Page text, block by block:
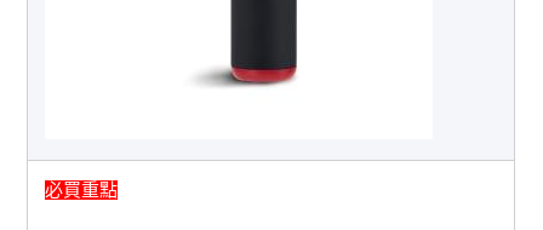
必買重點